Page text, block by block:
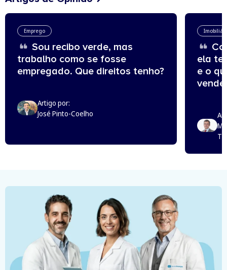
Emprego
Sou recibo verde, mas
trabalho como se fosse
empregado. Que direitos tenho?
Artigo por:
José Pinto-Coelho
ela
e o